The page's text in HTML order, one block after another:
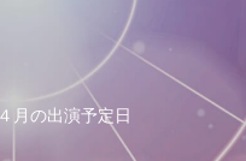
４月の出演予定日